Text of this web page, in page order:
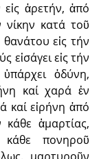
ἀρετήν, ἀπό
νίκην κατά τοῦ
εἰς τήν
εἰσάγει εἰς τήν
ὀδύνη,
καί χαρά ἐν
καί εἰρήνη ἀπό
κάθε ἁμαρτίας,
πονηροῦ